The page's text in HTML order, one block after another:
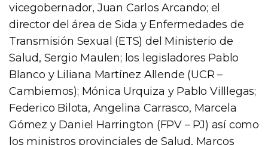
vicegobernador, Juan Carlos Arcando; el
director del área de Sida y Enfermedades de
Transmisión Sexual (ETS) del Ministerio de
Salud, Sergio Maulen; los legisladores Pablo
Blanco y Liliana Martínez Allende (UCR –
Cambiemos); Mónica Urquiza y Pablo Villlegas;
Federico Bilota, Angelina Carrasco, Marcela
Gómez y Daniel Harrington (FPV – PJ) así como
los ministros provinciales de Salud, Marcos